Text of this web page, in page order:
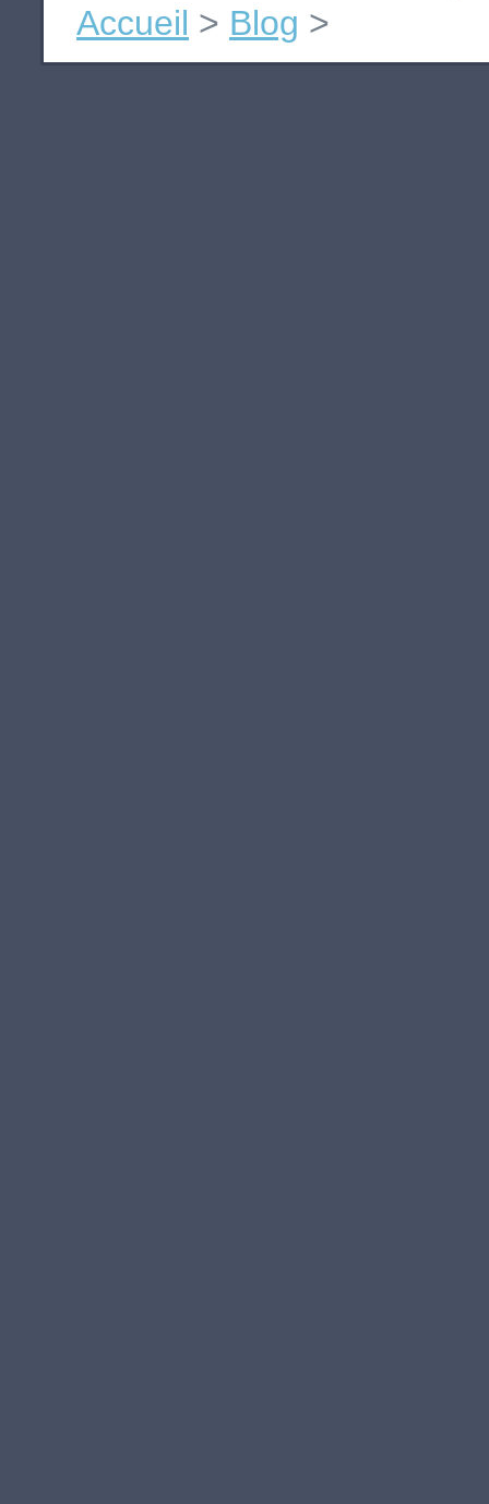
Accueil > Blog >